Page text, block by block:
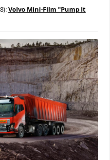
Volvo Mini-Film "Pump It